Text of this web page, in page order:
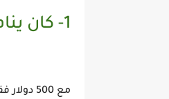
1- كان ينام داخل سيارته لينكولن كونتيننتال
مع 500